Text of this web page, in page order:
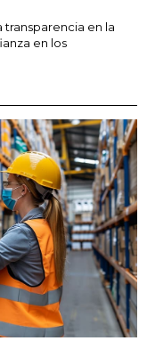
transparencia en la
en los